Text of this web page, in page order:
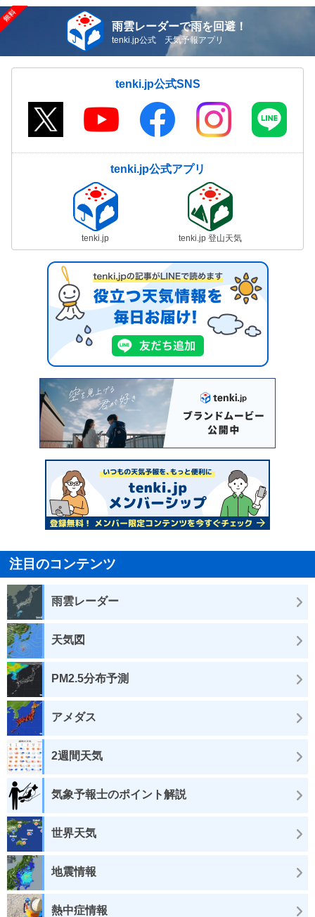
雨雲レーダーで雨を回避！
tenki.jp公式 天気予報アプリ
tenki.jp公式SNS
tenki.jp公式アプリ
tenki.jp tenki.jp 登山天気
注目のコンテンツ
雨雲レーダー
天気図
PM2.5分布予測
アメダス
2週間天気
気象予報士のポイント解説
世界天気
地震情報
熱中症情報